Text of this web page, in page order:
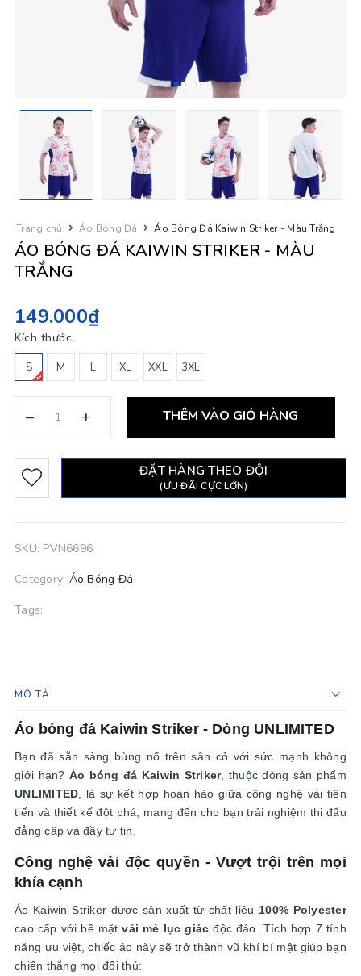
Trang chủ Áo Bóng Đá Áo Bóng Đá Kaiwin Striker - Màu Trắng
ÁO BÓNG ĐÁ KAIWIN STRIKER - MÀU
TRẮNG
149.000₫
Kích thước:
S M L XL XXL 3XL
– + THÊM VÀO GIỎ HÀNG
ĐẶT HÀNG THEO ĐỘI
(ƯU ĐÃI CỰC LỚN)
SKU: PVN6696
Category: Áo Bóng Đá
Tags:
MÔ TẢ
Áo bóng đá Kaiwin Striker - Dòng UNLIMITED
Bạn đã sẵn sàng bùng nổ trên sân cỏ với sức mạnh không
giới hạn? Áo bóng đá Kaiwin Striker, thuộc dòng sản phẩm
UNLIMITED , là sự kết hợp hoàn hảo giữa công nghệ vải tiên
tiến và thiết kế đột phá, mang đến cho bạn trải nghiệm thi đấu
đẳng cấp và đầy tự tin.
Công nghệ vải độc quyền - Vượt trội trên mọi
khía cạnh
Áo Kaiwin Striker được sản xuất từ chất liệu 100% Polyester
cao cấp với bề mặtvải mè lục giác độc đáo. Tích hợp 7 tính
năng ưu việt, chiếc áo này sẽ trở thành vũ khí bí mật giúp bạn
chiến thắng mọi đối thủ: